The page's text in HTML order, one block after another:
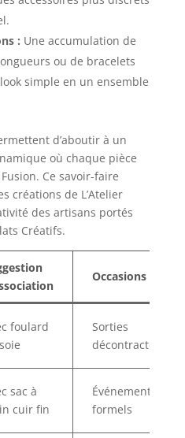
: Une accumulation de
ou de bracelets
simple en un ensemble
d’aboutir à un
où chaque pièce
Ce savoir-faire
créations de L’Atelier
des artisans portés
Créatifs.
Occasions
foulard
Sorties
décontractées
sac à
cuir fin
Événements
formels